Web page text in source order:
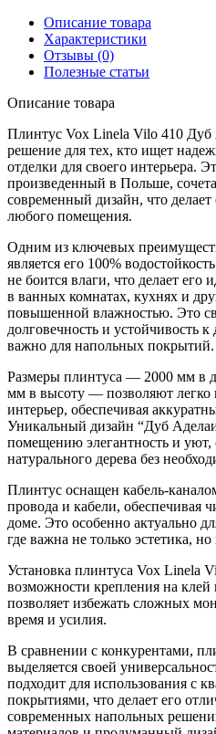
Описание товара
Характеристики
Отзывы (0)
Полезные статьи
Описание товара
Плинтус Vox Linela Vilo 410 Дуб
решение для тех, кто ищет
отделки для своего интерьера.
произведенный в Польше,
современный дизайн, что
любого помещения.
Одним из ключевых
является его 100%
не боится влаги, что делает его
в ванных комнатах, кухнях и
повышенной влажностью. Это
долговечность и устойчивость
важно для напольных покрытий.
Размеры плинтуса — 2000 мм в
мм в высоту — позволяют легко
интерьер, обеспечивая
Уникальный дизайн “Дуб
помещению элегантность и уют,
натурального дерева без
Плинтус оснащен кабель-
провода и кабели, обеспечивая
доме. Это особенно актуально
где важна не только эстетика,
Установка плинтуса Vox Linela
возможности крепления на
позволяет избежать сложных
время и усилия.
В сравнении с конкурентами,
выделяется своей
подходит для использования с
покрытиями, что делает его
современных напольных